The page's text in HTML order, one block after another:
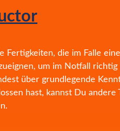
die im Falle
um im Notfall
über grundlegende
hast, kannst Du